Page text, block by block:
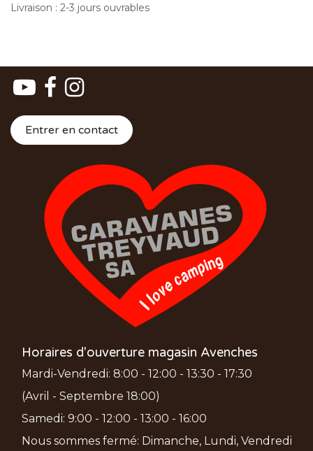
Livraison : 2-3 jours ouvrables
Entrer en contact
Horaires d'ouverture magasin Avenches
Mardi-Vendredi: 8:00 - 12:00 - 13:30 - 17:30
(Avril - Septembre 18:00)
Samedi: 9:00 - 12:00 - 13:00 - 16:00
Nous sommes fermé: Dimanche, Lundi, Vendredi